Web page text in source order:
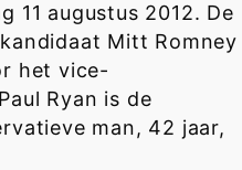
11 augustus 2012. De
Mitt Romney
het vice-
Ryan is de
man, 42 jaar,